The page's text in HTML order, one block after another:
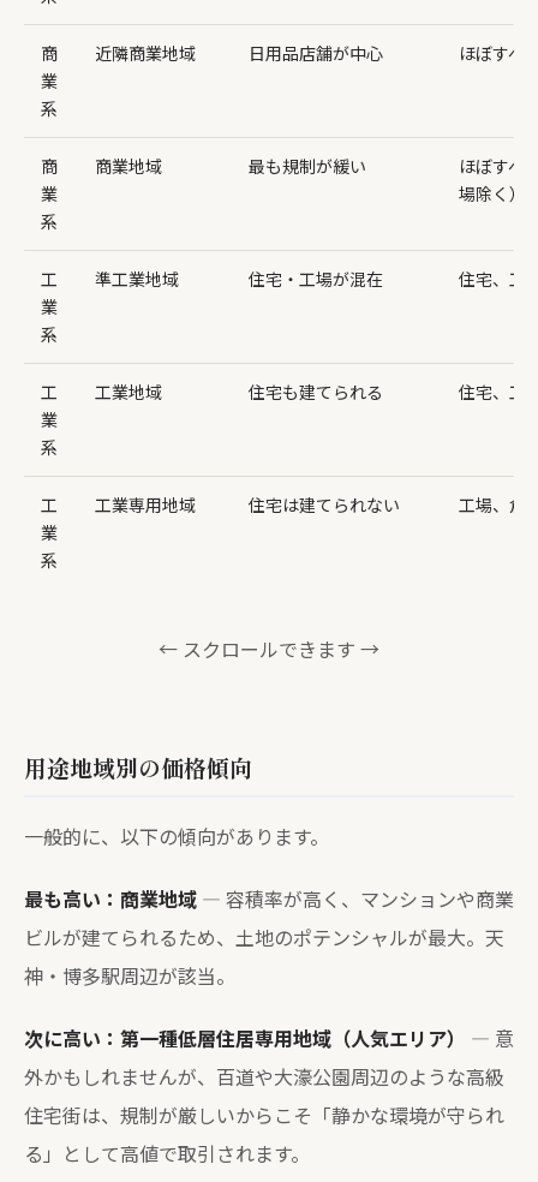
商
業
系
近隣商業地域 日用品店舗が中心 ほぼすべ
商
業
系
商業地域 最も規制が緩い
ほぼすべ
場除く）
工
業
系
準工業地域 住宅・工場が混在 住宅、工
工
業
系
工業地域 住宅も建てられる 住宅、工
工
業
系
工業専用地域 住宅は建てられない 工場、倉
← スクロールできます →
用途地域別の価格傾向
一般的に、以下の傾向があります。
最も高い：商業地域 — 容積率が高く、マンションや商業
ビルが建てられるため、土地のポテンシャルが最大。天
神・博多駅周辺が該当。
次に高い：第一種低層住居専用地域（人気エリア）
— 意
外かもしれませんが、百道や大濠公園周辺のような高級
住宅街は、規制が厳しいからこそ「静かな環境が守られ
る」として高値で取引されます。